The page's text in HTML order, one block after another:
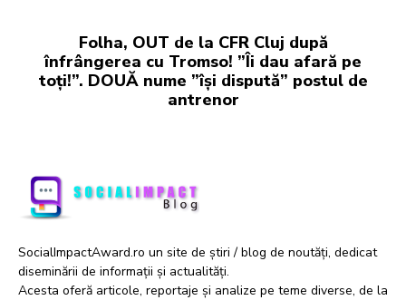
Folha, OUT de la CFR Cluj după
înfrângerea cu Tromso! ”Îi dau afară pe
toți!”. DOUĂ nume ”își dispută” postul de
antrenor
SocialImpactAward.ro un site de știri / blog de noutăți, dedicat
diseminării de informații și actualități.
Acesta oferă articole, reportaje și analize pe teme diverse, de la